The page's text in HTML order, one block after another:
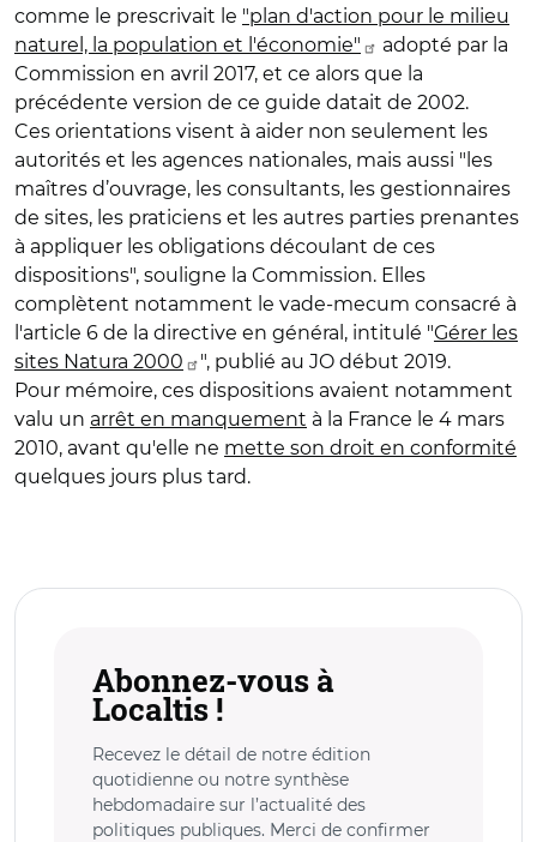
comme le prescrivait le "plan d'action pour le milieu
naturel, la population et l'économie"
adopté par la
Commission en avril 2017, et ce alors que la
précédente version de ce guide datait de 2002.
Ces orientations visent à aider non seulement les
autorités et les agences nationales, mais aussi "les
maîtres d’ouvrage, les consultants, les gestionnaires
de sites, les praticiens et les autres parties prenantes
à appliquer les obligations découlant de ces
dispositions", souligne la Commission. Elles
complètent notamment le vade-mecum consacré à
l'article 6 de la directive en général, intitulé "Gérer les
sites Natura 2000
", publié au JO début 2019.
Pour mémoire, ces dispositions avaient notamment
valu un arrêt en manquement à la France le 4 mars
2010, avant qu'elle ne mette son droit en conformité
quelques jours plus tard.
Abonnez-vous à
Localtis !
Recevez le détail de notre édition
quotidienne ou notre synthèse
hebdomadaire sur l’actualité des
politiques publiques. Merci de confirmer